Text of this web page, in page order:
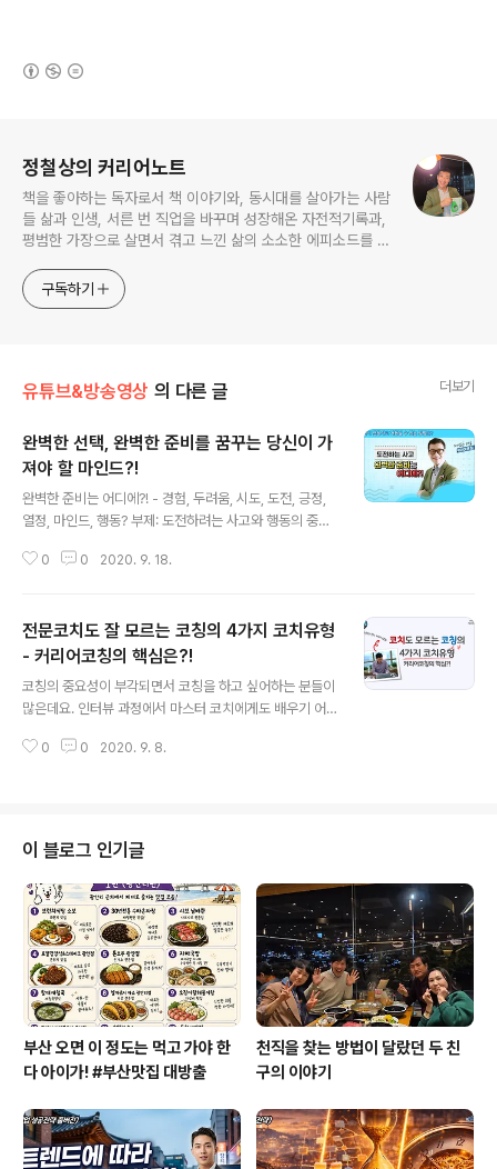
정철상의 커리어노트
책을 좋아하는 독자로서 책 이야기와, 동시대를 살아가는 사람
들 삶과 인생, 서른 번 직업을 바꾸며 성장해온 자전적기록과,
평범한 가장으로 살면서 겪고 느낀 삶의 소소한 에피소드를 전
고픈 커리어코치, 유튜브: 정교수의 인생수업
구독하기
유튜브&방송영상 의 다른 글 더보기
완벽한 선택, 완벽한 준비를 꿈꾸는 당신이 가
져야 할 마인드?!
완벽한 준비는 어디에?! - 경험, 두려움, 시도, 도전, 긍정,
열정, 마인드, 행동? 부제: 도전하려는 사고와 행동의 중요
합니다. 그래서 ‘완벽한 준비는 어떻게 해야 할까요?’라는
완벽한 준비를 꿈꾸는 분들이라면 꼭 한 번 보시길 권합니
다. 무언가 하고 싶지만 두려워 시도하지 못하고 있는 분들
도 꼭 보시길 권합니다. 당신의 두려움을 누그러트리고 열
정에 불꽃을 피워드립니당~.~ 영상편집 부분은 누군가(?)
나 놀라운지 프로 수준을 뛰어넘습니다. 영상편집이 필요
0 0 2020. 9. 18.
전문코치도 잘 모르는 코칭의 4가지 코치유형
- 커리어코칭의 핵심은?!
코칭의 중요성이 부각되면서 코칭을 하고 싶어하는 분들이
많은데요. 인터뷰 과정에서 마스터 코치에게도 배우기 어
기질과 성향에 따라서 코칭의 성격이 달라질 수 있는데요.
소개 부탁드립니다 저는 ‘커리어코치’라고 제일 많이 알려
져 있습니다. 코치라는 것이 스포츠에도 있고, 다이어트에
도 있죠. 사람들이 잘 못하는 것들을 도와주는 분들이라고
보시면 되겠습니다. 저는 그중에서도 커리어 영역에서 성
장이 일어날 수 있도록 도움 드리는 코치로 활동하고 있습
니다. 원래는 사실 제가 누구보..
0 0 2020. 9. 8.
이 블로그 인기글
부산 오면 이 정도는 먹고 가야 한
다 아이가! #부산맛집 대방출
천직을 찾는 방법이 달랐던 두 친
구의 이야기